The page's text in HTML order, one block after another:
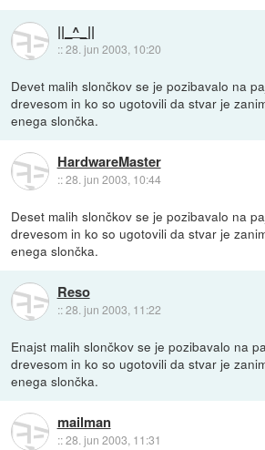
||_^_||
::28. jun 2003, 10:20
Devet malih slončkov se je pozibavalo na
drevesom in ko so ugotovili da stvar je
enega slončka.
HardwareMaster
::28. jun 2003, 10:44
Deset malih slončkov se je pozibavalo na
drevesom in ko so ugotovili da stvar je
enega slončka.
Reso
::28. jun 2003, 11:22
Enajst malih slončkov se je pozibavalo na
drevesom in ko so ugotovili da stvar je
enega slončka.
mailman
::28. jun 2003, 11:31